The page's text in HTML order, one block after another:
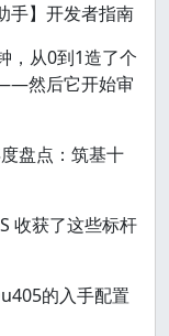
手】开发者指南
，从0到1造了个
然后它开始审
盘点：筑基十
收获了这些标杆
的入手配置